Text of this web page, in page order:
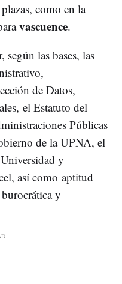
como en la
vascuence.
según las bases, las
de Datos,
el Estatuto del
Públicas
de la UPNA, el
y
así como aptitud
y